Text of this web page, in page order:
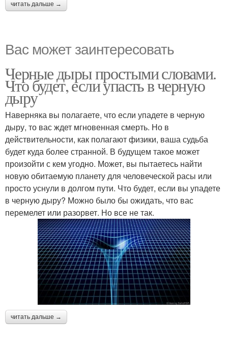
читать дальше →
Вас может заинтересовать
Черные дыры простыми словами.
Что будет, если упасть в черную
дыру
Наверняка вы полагаете, что если упадете в черную
дыру, то вас ждет мгновенная смерть. Но в
действительности, как полагают физики, ваша судьба
будет куда более странной. В будущем такое может
произойти с кем угодно. Может, вы пытаетесь найти
новую обитаемую планету для человеческой расы или
просто уснули в долгом пути. Что будет, если вы упадете
в черную дыру? Можно было бы ожидать, что вас
перемелет или разорвет. Но все не так.
читать дальше →